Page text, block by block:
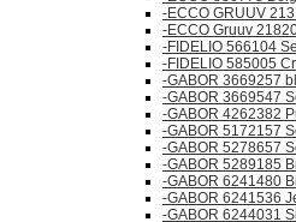
-ECCO GRUUV
-ECCO Gruuv
-FIDELIO 566104
-FIDELIO 585005
-GABOR 3669257
-GABOR 3669547
-GABOR 4262382
-GABOR 5172157
-GABOR 5278657
-GABOR 5289185
-GABOR 6241480
-GABOR 6241536
-GABOR 6244031